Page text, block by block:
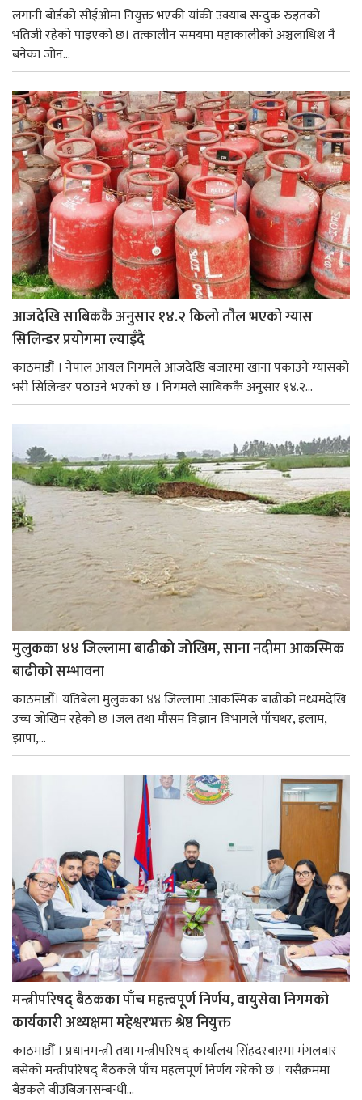
लगानी बोर्डको सीईओमा नियुक्त भएकी यांकी उक्याब सन्दुक रुइतको
भतिजी रहेको पाइएको छ। तत्कालीन समयमा महाकालीको अञ्चलाधिश नै
बनेका जोन...
आजदेखि साबिककै अनुसार १४.२ किलो तौल भएको ग्यास
सिलिन्डर प्रयोगमा ल्याइँदै
काठमाडौं । नेपाल आयल निगमले आजदेखि बजारमा खाना पकाउने ग्यासको
भरी सिलिन्डर पठाउने भएको छ । निगमले साबिककै अनुसार १४.२...
मुलुकका ४४ जिल्लामा बाढीको जोखिम, साना नदीमा आकस्मिक
बाढीको सम्भावना
काठमाडौँ। यतिबेला मुलुकका ४४ जिल्लामा आकस्मिक बाढीको मध्यमदेखि
उच्च जोखिम रहेको छ ।जल तथा मौसम विज्ञान विभागले पाँचथर, इलाम,
झापा,...
मन्त्रीपरिषद् बैठकका पाँच महत्त्वपूर्ण निर्णय, वायुसेवा निगमको
कार्यकारी अध्यक्षमा महेश्वरभक्त श्रेष्ठ नियुक्त
काठमाडौँ । प्रधानमन्त्री तथा मन्त्रीपरिषद् कार्यालय सिंहदरबारमा मंगलबार
बसेको मन्त्रीपरिषद् बैठकले पाँच महत्वपूर्ण निर्णय गरेको छ । यसैक्रममा
बैडकले बीउबिजनसम्बन्धी...